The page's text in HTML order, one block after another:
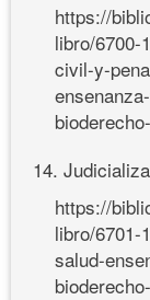
https://
libro/6700-
civil-y-
14.
https://
libro/6701-
salud-